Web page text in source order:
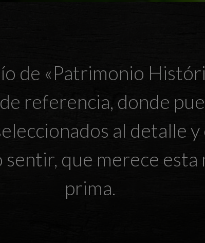
de «Patrimonio
referencia, donde
al detalle
que merece esta
prima.